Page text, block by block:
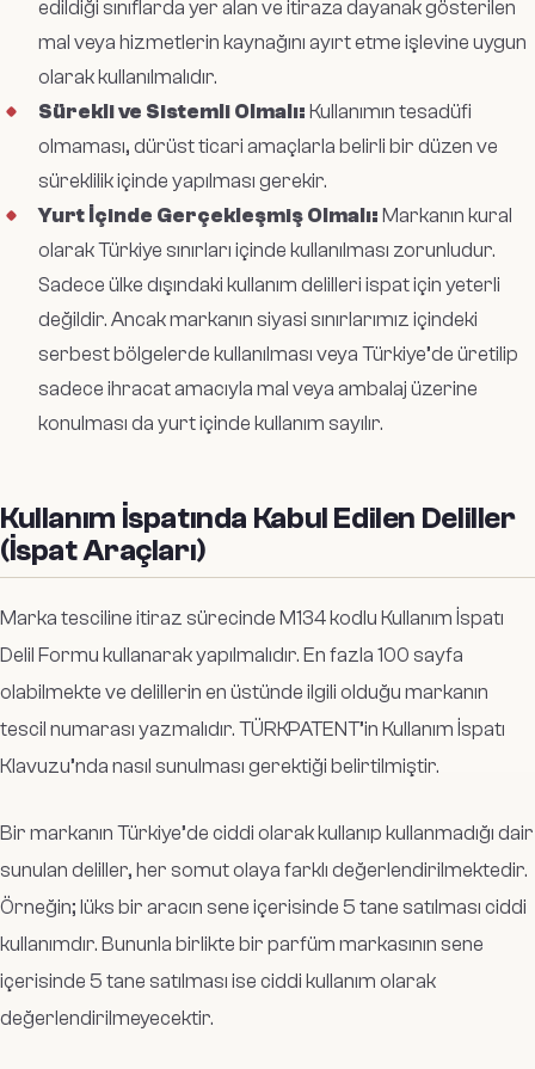
edildiği sınıflarda yer alan ve itiraza dayanak gösterilen
mal veya hizmetlerin kaynağını ayırt etme işlevine uygun
olarak kullanılmalıdır.
Sürekli ve Sistemli Olmalı: Kullanımın tesadüfi
olmaması, dürüst ticari amaçlarla belirli bir düzen ve
süreklilik içinde yapılması gerekir.
Yurt İçinde Gerçekleşmiş Olmalı: Markanın kural
olarak Türkiye sınırları içinde kullanılması zorunludur.
Sadece ülke dışındaki kullanım delilleri ispat için yeterli
değildir. Ancak markanın siyasi sınırlarımız içindeki
serbest bölgelerde kullanılması veya Türkiye’de üretilip
sadece ihracat amacıyla mal veya ambalaj üzerine
konulması da yurt içinde kullanım sayılır.
Kullanım İspatında Kabul Edilen Deliller
(İspat Araçları)
Marka tesciline itiraz sürecinde M134 kodlu Kullanım İspatı
Delil Formu kullanarak yapılmalıdır. En fazla 100 sayfa
olabilmekte ve delillerin en üstünde ilgili olduğu markanın
tescil numarası yazmalıdır. TÜRKPATENT’in Kullanım İspatı
Klavuzu’nda nasıl sunulması gerektiği belirtilmiştir.
Bir markanın Türkiye’de ciddi olarak kullanıp kullanmadığı dair
sunulan deliller, her somut olaya farklı değerlendirilmektedir.
Örneğin; lüks bir aracın sene içerisinde 5 tane satılması ciddi
kullanımdır. Bununla birlikte bir parfüm markasının sene
içerisinde 5 tane satılması ise ciddi kullanım olarak
değerlendirilmeyecektir.